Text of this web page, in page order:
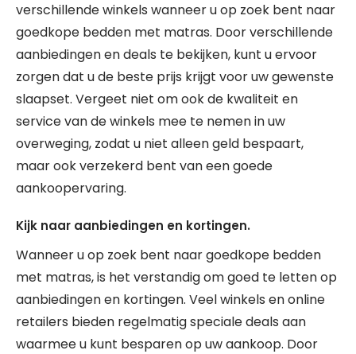
verschillende winkels wanneer u op zoek bent naar
goedkope bedden met matras. Door verschillende
aanbiedingen en deals te bekijken, kunt u ervoor
zorgen dat u de beste prijs krijgt voor uw gewenste
slaapset. Vergeet niet om ook de kwaliteit en
service van de winkels mee te nemen in uw
overweging, zodat u niet alleen geld bespaart,
maar ook verzekerd bent van een goede
aankoopervaring.
Kijk naar aanbiedingen en kortingen.
Wanneer u op zoek bent naar goedkope bedden
met matras, is het verstandig om goed te letten op
aanbiedingen en kortingen. Veel winkels en online
retailers bieden regelmatig speciale deals aan
waarmee u kunt besparen op uw aankoop. Door